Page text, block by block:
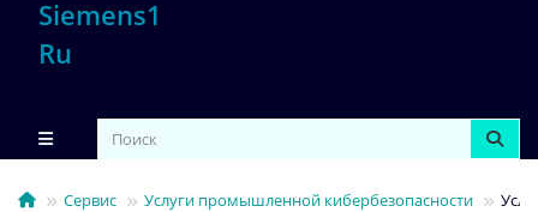
Сервис Услуги промышленной кибербезопасности